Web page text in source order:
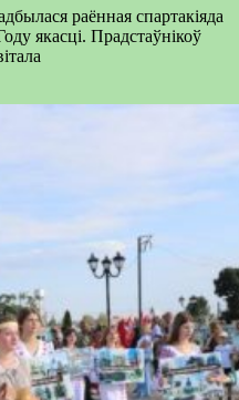
раённая спартакіяда
якасці. Прадстаўнікоў